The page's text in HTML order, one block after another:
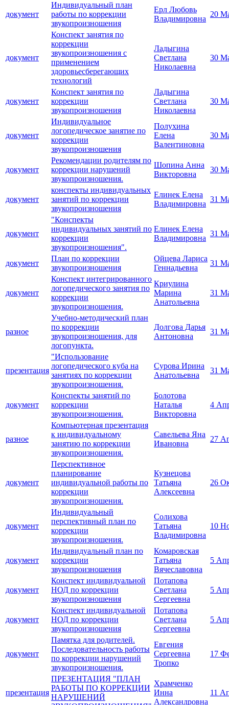
документ
Индивидуальный план
работы по коррекции
звукопроизношения
Ерл Любовь
Владимировна
20
документ
Конспект занятия по
коррекции
звукопроизношения с
применением
здоровьесберегающих
технологий
Ладыгина
Светлана
Николаевна
30
документ
Конспект занятия по
коррекции
звукопроизношения
Ладыгина
Светлана
Николаевна
30
документ
Индивидуальное
логопедическое занятие по
коррекции
звукопроизношения
Полухина
Елена
Валентиновна
30
документ
Рекомендации родителям по
коррекции нарушений
звукопроизношения.
Шопина Анна
Викторовна
30
документ
конспекты индивидуальных
занятий по коррекции
звукопроизношения
Елинек Елена
Владимировна
31
документ
"Конспекты
индивидуальных занятий по
коррекции
звукопроизношения".
Елинек Елена
Владимировна
31
документ
План по коррекции
звукопроизношения
Ойцева Лариса
Геннадьевна
31
документ
Конспект интегрированного
логопедического занятия по
коррекции
звукопроизношения.
Криулина
Марина
Анатольевна
31
разное
Учебно-методический план
по коррекции
звукопроизношения, для
логопункта.
Долгова Дарья
Антоновна
31
презентация
"Использование
логопедического куба на
занятиях по коррекции
звукопроизношения.
Сурова Ирина
Анатольевна
31
документ
Конспекты занятий по
коррекции
звукопроизношения.
Болотова
Наталья
Викторовна
4
разное
Компьютерная презентация
к индивидуальному
занятию по коррекции
звукопроизношения.
Савельева Яна
Ивановна
27
документ
Перспективное
планирование
индивидуальной работы по
коррекции
звукопроизношения.
Кузнецова
Татьяна
Алексеевна
26
документ
Индивидуальный
перспективный план по
коррекции
звукопроизношения.
Солихова
Татьяна
Владимировна
10
документ
Индивидуальный план по
коррекции
звукопроизношения
Комаровская
Татьяна
Вячеславовна
5
документ
Конспект индивидуальной
НОД по коррекции
звукопроизношения
Потапова
Светлана
Сергеевна
5
документ
Конспект индивидуальной
НОД по коррекции
звукопроизношения
Потапова
Светлана
Сергеевна
5
документ
Памятка для родителей.
Последовательность работы
по коррекции нарушений
звукопроизношения.
Евгения
Сергеевна
Тропко
17
презентация
ПРЕЗЕНТАЦИЯ "ПЛАН
РАБОТЫ ПО КОРРЕКЦИИ
НАРУШЕНИЙ
Храмченко
Инна
Александровна
11